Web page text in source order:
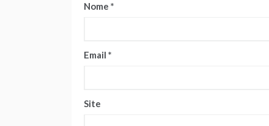
Nome *
Email *
Site